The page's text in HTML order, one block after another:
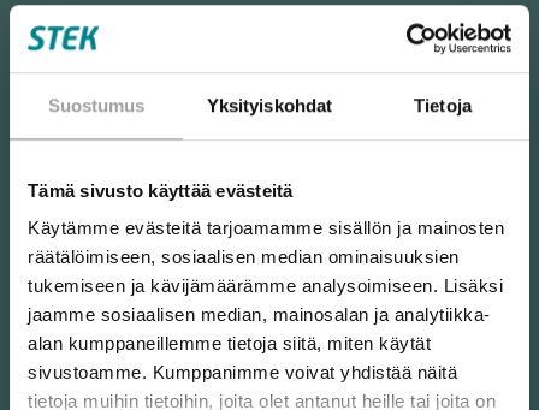
Suostumus Yksityiskohdat Tietoja
Tämä sivusto käyttää evästeitä
Käytämme evästeitä tarjoamamme sisällön ja mainosten
räätälöimiseen, sosiaalisen median ominaisuuksien
tukemiseen ja kävijämäärämme analysoimiseen. Lisäksi
jaamme sosiaalisen median, mainosalan ja analytiikka-
alan kumppaneillemme tietoja siitä, miten käytät
sivustoamme. Kumppanimme voivat yhdistää näitä
tietoja muihin tietoihin, joita olet antanut heille tai joita on
Ideahaku
Koulutus ja osaamisen kehittäminen
Muut toimialaa edistävät hankkeet Prässi
Tätä rahoitamme Uutiset energiamurros
rahoitus Regulaatio
strategia 2025-2030 teemahaku tiedekasvatus
TKI uusi STEK vaikuttavuus